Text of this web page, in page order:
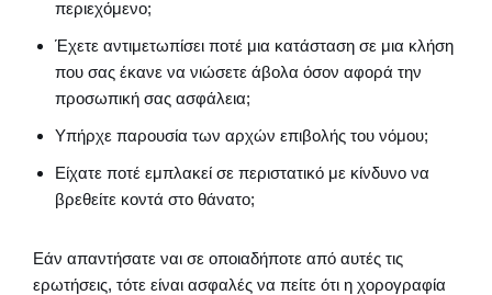
περιεχόμενο;
Έχετε αντιμετωπίσει ποτέ μια κατάσταση σε μια κλήση
που σας έκανε να νιώσετε άβολα όσον αφορά την
προσωπική σας ασφάλεια;
Υπήρχε παρουσία των αρχών επιβολής του νόμου;
Είχατε ποτέ εμπλακεί σε περιστατικό με κίνδυνο να
βρεθείτε κοντά στο θάνατο;
Εάν απαντήσατε ναι σε οποιαδήποτε από αυτές τις
ερωτήσεις, τότε είναι ασφαλές να πείτε ότι η χορογραφία